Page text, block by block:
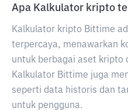
Apa Kalkulator kripto
Kalkulator kripto Bittime
terpercaya, menawarkan
untuk berbagai aset kripto
Kalkulator Bittime juga
seperti data historis dan
untuk pengguna.